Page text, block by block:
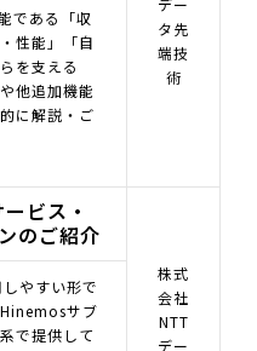
デー
タ先
端技
術
である「収
性能」「自
を支える
他追加機能
に解説・ご
ビス・
のご紹介
株式
会社
NTT
デー
やすい形で
サブ
で提供して